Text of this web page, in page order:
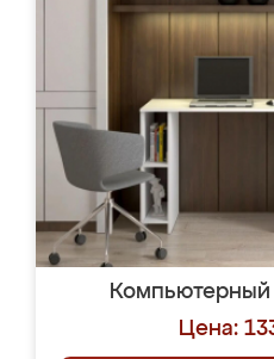
Компьютерный
Цена: